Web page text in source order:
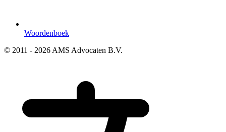
Woordenboek
© 2011 - 2026 AMS Advocaten B.V.